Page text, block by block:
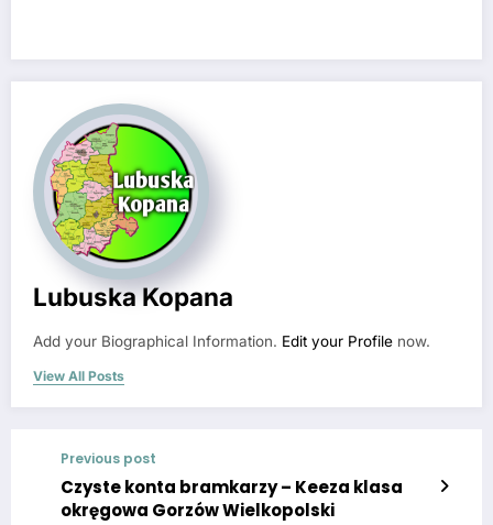
Lubuska Kopana
Add your Biographical Information. Edit your Profile now.
View All Posts
Previous post
Czyste konta bramkarzy – Keeza klasa
okręgowa Gorzów Wielkopolski